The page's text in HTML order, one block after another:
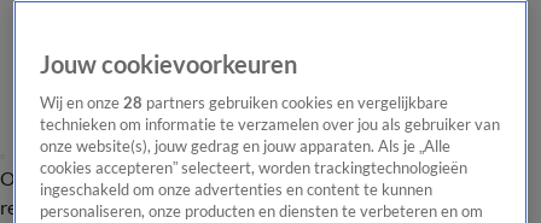
Overzicht Laatste nieuws Regionieuws Het beste van Hart
Tip de
redactie
Jouw cookievoorkeuren
Wij en onze28 partners gebruiken cookies en vergelijkbare
technieken om informatie te verzamelen over jou als gebruiker van
onze website(s), jouw gedrag en jouw apparaten. Als je „Alle
cookies accepteren” selecteert, worden trackingtechnologieën
ingeschakeld om onze advertenties en content te kunnen
personaliseren, onze producten en diensten te verbeteren en om